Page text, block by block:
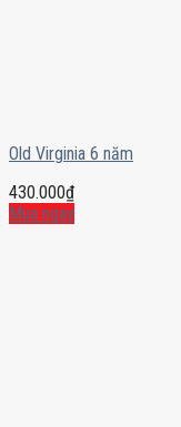
Old Virginia 6 năm
430.000₫
Mua ngay